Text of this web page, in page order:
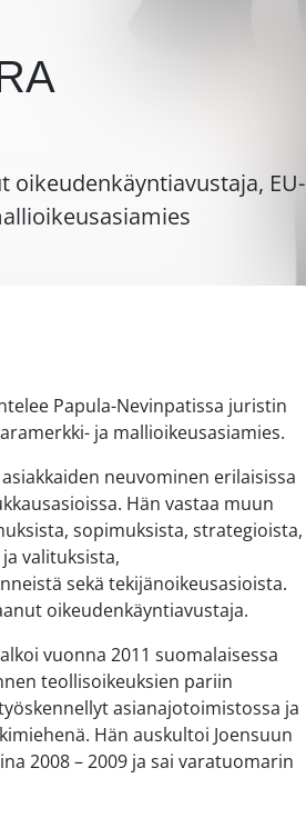
oikeudenkäyntiavustaja, EU-
Papula-Nevinpatissa juristin
ja mallioikeusasiamies.
neuvominen erilaisissa
Hän vastaa muun
sopimuksista, strategioista,
valituksista,
sekä tekijänoikeusasioista.
oikeudenkäyntiavustaja.
vuonna 2011 suomalaisessa
teollisoikeuksien pariin
asianajotoimistossa ja
Hän auskultoi Joensuun
2008 – 2009 ja sai varatuomarin